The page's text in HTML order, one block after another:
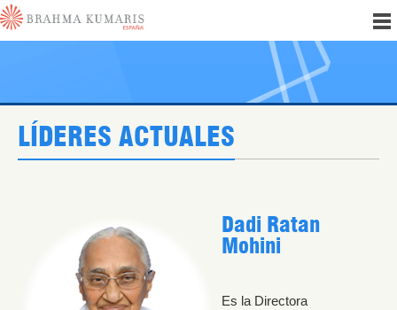
LÍDERES ACTUALES
Dadi Ratan
Mohini
Es la Directora